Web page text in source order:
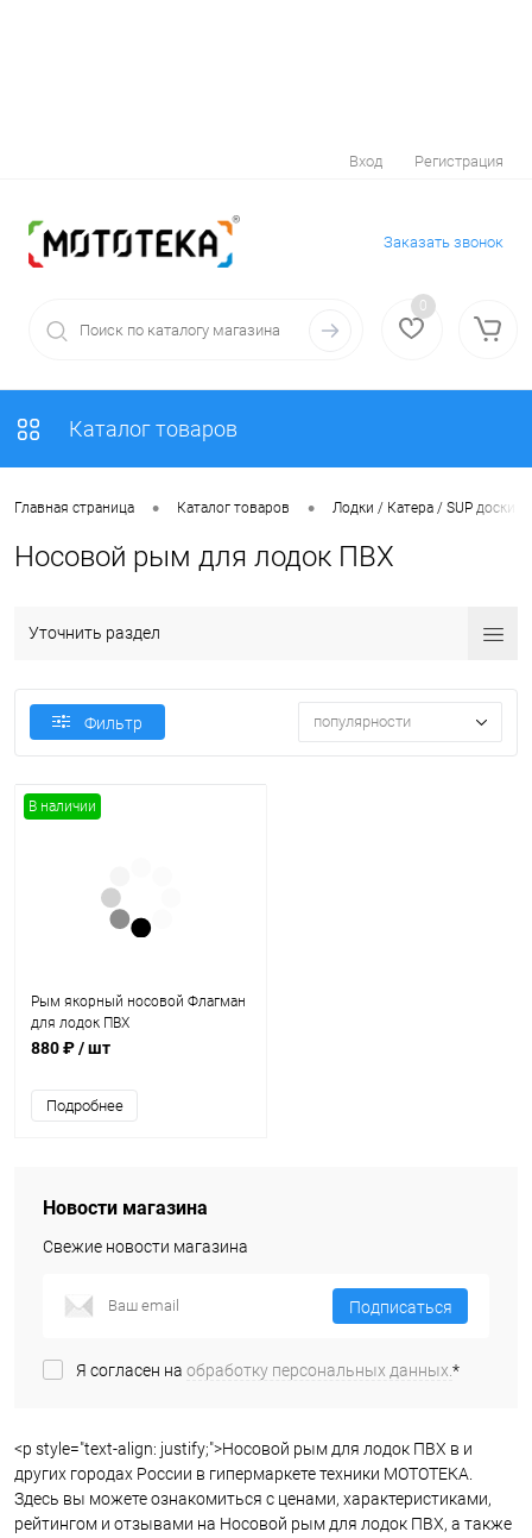
Вход Регистрация
Заказать звонок
0
Каталог товаров
Главная страница • Каталог товаров • Лодки / Катера / SUP доски
Носовой рым для лодок ПВХ
Уточнить раздел
Фильтр популярности
В наличии
Рым якорный носовой Флагман
для лодок ПВХ
880 ₽/ шт
Подробнее
Новости магазина
Свежие новости магазина
Подписаться
Я согласен на обработку персональных данных.*
<p style="text-align: justify;">Носовой рым для лодок ПВХ в и
других городах России в гипермаркете техники МОТОТЕКА.
Здесь вы можете ознакомиться с ценами, характеристиками,
рейтингом и отзывами на Носовой рым для лодок ПВХ, а также